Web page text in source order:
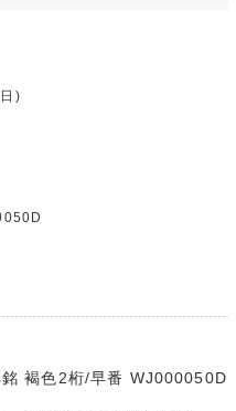
)
褐色2桁/早番 WJ000050D